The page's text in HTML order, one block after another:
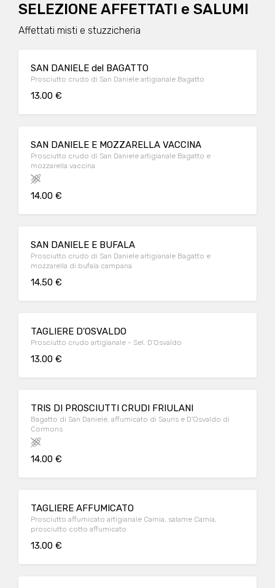
SELEZIONE AFFETTATI e SALUMI
Affettati misti e stuzzicheria
SAN DANIELE del BAGATTO
Prosciutto crudo di San Daniele artigianale Bagatto
13.00 €
SAN DANIELE E MOZZARELLA VACCINA
Prosciutto crudo di San Daniele artigianale Bagatto e
mozzarella vaccina
14.00 €
SAN DANIELE E BUFALA
Prosciutto crudo di San Daniele artigianale Bagatto e
mozzarella di bufala campana
14.50 €
TAGLIERE D'OSVALDO
Prosciutto crudo artigianale - Sel. D'Osvaldo
13.00 €
TRIS DI PROSCIUTTI CRUDI FRIULANI
Bagatto di San Daniele, affumicato di Sauris e D'Osvaldo di
Cormons
14.00 €
TAGLIERE AFFUMICATO
Prosciutto affumicato artigianale Carnia, salame Carnia,
prosciutto cotto affumicato
13.00 €